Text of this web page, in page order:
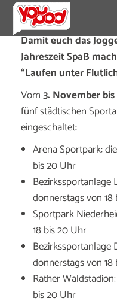
Damit euch das
Jahreszeit Spaß
“Laufen unter
Vom3. November
fünf städtischen
eingeschaltet:
Arena Sportpark:
bis 20 Uhr
Bezirkssportanlage
donnerstags von
Sportpark
18 bis 20 Uhr
Bezirkssportanlage
donnerstags von
Rather
bis 20 Uhr